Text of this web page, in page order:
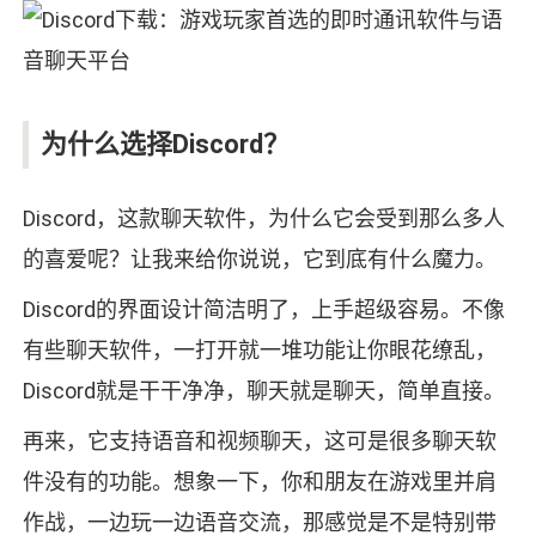
为什么选择Discord？
Discord，这款聊天软件，为什么它会受到那么多人
的喜爱呢？让我来给你说说，它到底有什么魔力。
Discord的界面设计简洁明了，上手超级容易。不像
有些聊天软件，一打开就一堆功能让你眼花缭乱，
Discord就是干干净净，聊天就是聊天，简单直接。
再来，它支持语音和视频聊天，这可是很多聊天软
件没有的功能。想象一下，你和朋友在游戏里并肩
作战，一边玩一边语音交流，那感觉是不是特别带